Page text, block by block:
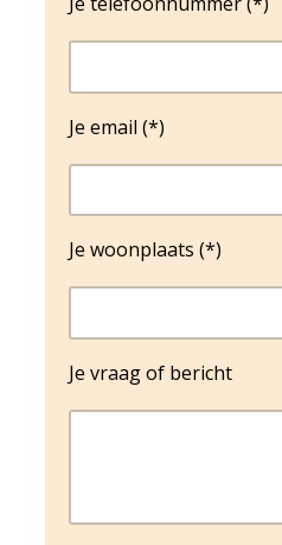
Je email (*)
Je woonplaats (*)
Je vraag of bericht